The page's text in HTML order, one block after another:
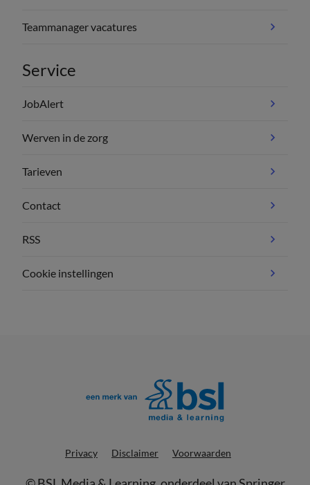
Teammanager vacatures
Service
JobAlert
Werven in de zorg
Tarieven
Contact
RSS
Cookie instellingen
Privacy Disclaimer Voorwaarden